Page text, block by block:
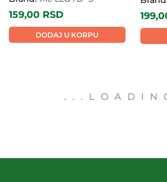
159,00 RSD
DODAJ U KORPU
. . .